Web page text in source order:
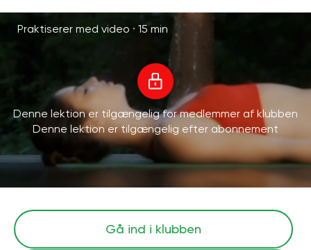
Praktiserer med video · 15 min
Denne lektion er tilgængelig for medlemmer af klubben
Denne lektion er tilgængelig efter abonnement
Gå ind i klubben